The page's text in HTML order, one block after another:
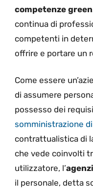
competenze green
continua di
competenti in
offrire e portare un
Come essere
di assumere
possesso dei
somministrazione
contrattualistica di
che vede coinvolti
utilizzatore, l’
il personale, detta